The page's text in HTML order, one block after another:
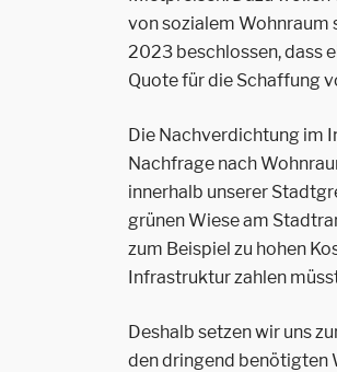
von sozialem Wohnraum
2023 beschlossen, dass
Quote für die Schaffung
Die Nachverdichtung im
Nachfrage nach
innerhalb unserer
grünen Wiese am
zum Beispiel zu hohen
Infrastruktur zahlen
Deshalb setzen wir uns
den dringend benötigten